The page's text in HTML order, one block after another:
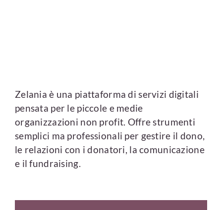
Zelania è una piattaforma di servizi digitali
pensata per le piccole e medie
organizzazioni non profit. Offre strumenti
semplici ma professionali per gestire il dono,
le relazioni con i donatori, la comunicazione
e il fundraising.